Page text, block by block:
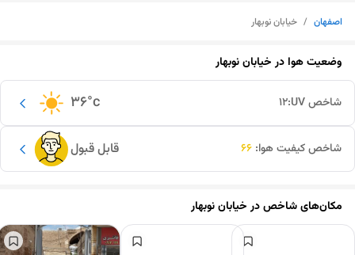
اصفهان / خیابان نوبهار
وضعیت هوا درخیابان نوبهار
36°c شاخص UV: 12
قابل قبول شاخص کیفیت هوا: 66
مکان‌های شاخص درخیابان نوبهار